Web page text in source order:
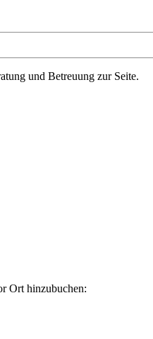
und Betreuung zur Seite.
Ort hinzubuchen: